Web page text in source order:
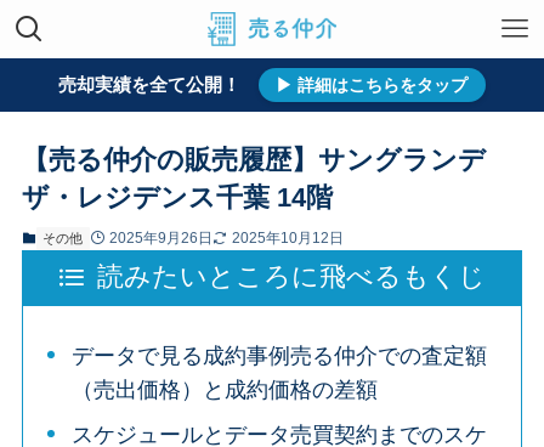
売却実績を全て公開！ ▶ 詳細はこちらをタップ
ホーム 売却実績 すべて その他
【売る仲介の販売履歴】サングランデ
ザ・レジデンス千葉 14階
その他 2025年9月26日 2025年10月12日
読みたいところに飛べるもくじ
データで見る成約事例売る仲介での査定額
（売出価格）と成約価格の差額
スケジュールとデータ売買契約までのスケ